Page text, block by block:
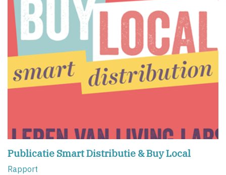
Publicatie Smart Distributie & Buy Local
Rapport